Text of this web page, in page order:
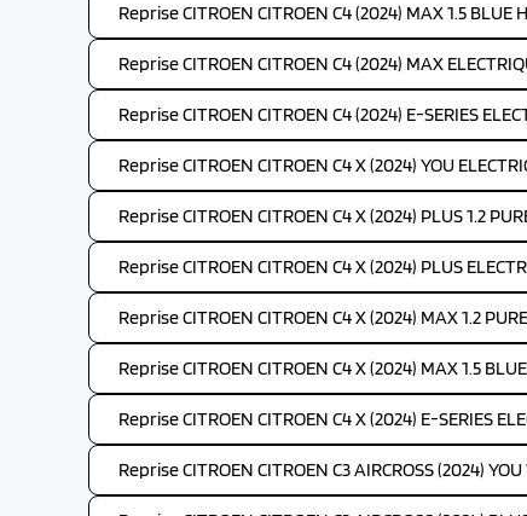
Reprise CITROEN CITROEN C4 (2024) MAX 1.5 BLUE
Reprise CITROEN CITROEN C4 (2024) MAX
Reprise CITROEN CITROEN C4 (2024) E-SERIES
Reprise CITROEN CITROEN C4 X (2024) YOU
Reprise CITROEN CITROEN C4 X (2024) PLUS 1.2
Reprise CITROEN CITROEN C4 X (2024) PLUS
Reprise CITROEN CITROEN C4 X (2024) MAX 1.2
Reprise CITROEN CITROEN C4 X (2024) MAX 1.5
Reprise CITROEN CITROEN C4 X (2024) E-SERIES
Reprise CITROEN CITROEN C3 AIRCROSS (2024)